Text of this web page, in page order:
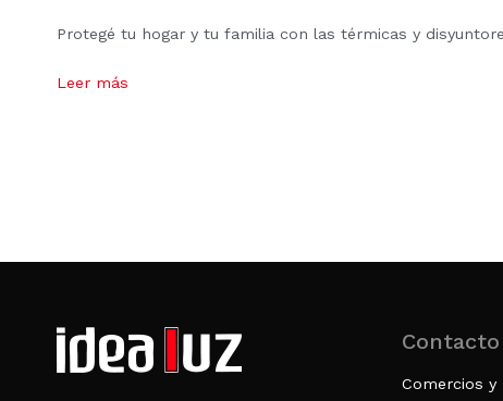
Protegé tu hogar y tu familia con las térmicas y
Leer más
Contacto
Comercios y